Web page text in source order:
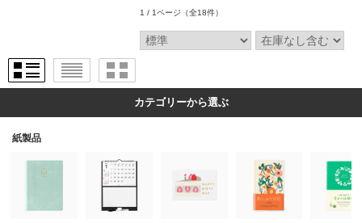
1 / 1ページ （全18件）
カテゴリーから選ぶ
紙製品